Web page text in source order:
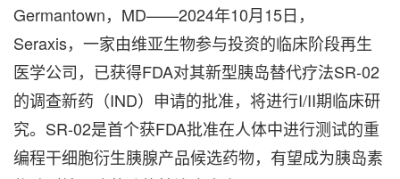
Germantown，MD——2024年10月15日，
Seraxis，一家由维亚生物参与投资的临床阶段再生
医学公司，已获得FDA对其新型胰岛替代疗法SR-02
的调查新药（IND）申请的批准，将进行I/II期临床研
究。SR-02是首个获FDA批准在人体中进行测试的重
编程干细胞衍生胰腺产品候选药物，有望成为胰岛素